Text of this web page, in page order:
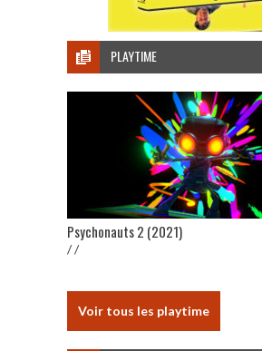
PLAYTIME
Psychonauts 2 (2021)
/ /
Voir tous les playtime